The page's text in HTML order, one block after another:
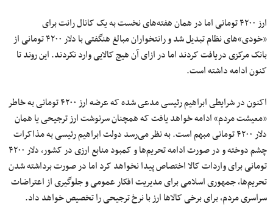
ارز ۴۲۰۰ تومانی اما در همان هفته‌های نخست به یک کانال رانت برای
«خودی»های نظام تبدیل شد و رانتخواران مبالغ هنگفتی با دلار ۴۲۰۰ تومانی از
بانک مرکزی دریافت کردند اما در ازای آن هیچ کالایی وارد نکردند. این روند تا
کنون ادامه داشته است.
اکنون در شرایطی ابراهیم رئیسی مدعی شده که عرضه ارز ۴۲۰۰ تومانی به خاطر
«معیشت مردم» ادامه خواهد یافت که همچنان سرنوشت ارز ترجیحی یا همان
دلار ۴۲۰۰ تومانی مبهم است. به نظر می‌رسد دولت ابراهیم رئیسی به مذاکرات
چشم دوخته و در صورت ادامه تحریم‌ها و کمبود منابع ارزی در کشور، دلار ۴۲۰۰
تومانی برای واردات کالا اختصاص پیدا نخواهد کرد اما در صورت برداشته شدن
تحریم‌ها، جمهوری اسلامی برای مدیریت افکار عمومی و جلوگیری از اعتراضات
سراسری مردم، برای برخی کالاها ارز با نرخ ترجیحی را تخصیص خواهد داد.